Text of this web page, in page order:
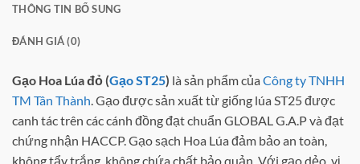
THÔNG TIN BỔ SUNG
ĐÁNH GIÁ (0)
Gạo Hoa Lúa đỏ (Gạo ST25) là sản phẩm củaCông ty TNHH
TM Tân Thành . Gạo được sản xuất từ giống lúa ST25 được
canh tác trên các cánh đồng đạt chuẩn GLOBAL G.A.P và đạt
chứng nhận HACCP. Gạo sạch Hoa Lúa đảm bảo an toàn,
không tẩy trắng, không chứa chất bảo quản. Với gạo dẻo, vị